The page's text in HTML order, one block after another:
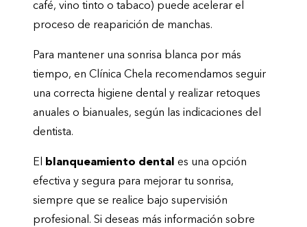
café, vino tinto o tabaco) puede acelerar el
proceso de reaparición de manchas.
Para mantener una sonrisa blanca por más
tiempo, en Clínica Chela recomendamos seguir
una correcta higiene dental y realizar retoques
anuales o bianuales, según las indicaciones del
dentista.
El blanqueamiento dental es una opción
efectiva y segura para mejorar tu sonrisa,
siempre que se realice bajo supervisión
profesional. Si deseas más información sobre